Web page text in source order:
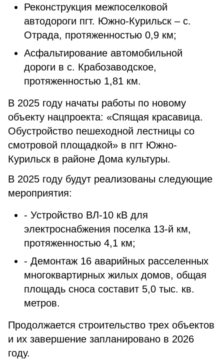
Реконструкция межпоселковой
автодороги пгт. Южно-Курильск – с.
Отрада, протяженностью 0,9 км;
Асфальтирование автомобильной
дороги в с. Крабозаводское,
протяженностью 1,81 км.
В 2025 году начаты работы по новому
объекту нацпроекта: «Спящая красавица.
Обустройство пешеходной лестницы со
смотровой площадкой» в пгт Южно-
Курильск в районе Дома культуры.
В 2025 году будут реализованы следующие
мероприятия:
- Устройство ВЛ-10 кВ для
электроснабжения поселка 13-й км,
протяженностью 4,1 км;
- Демонтаж 16 аварийных расселенных
многоквартирных жилых домов, общая
площадь сноса составит 5,0 тыс. кв.
метров.
Продолжается строительство трех объектов
и их завершение запланировано в 2026
году.